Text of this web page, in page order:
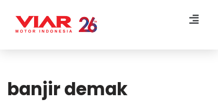
Lompat
banjir demak